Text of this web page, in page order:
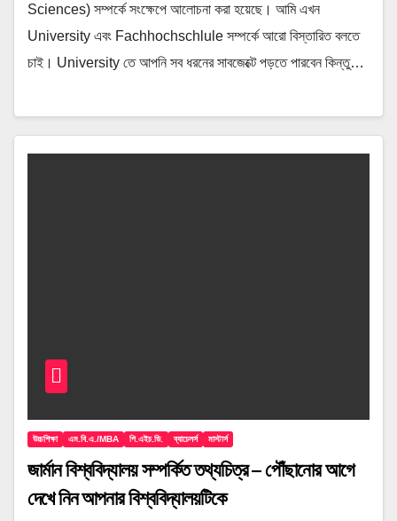
Sciences) সম্পর্কে সংক্ষেপে আলোচনা করা হয়েছে। আমি এখন
University এবং Fachhochschlule সম্পর্কে আরো বিস্তারিত বলতে
চাই। University তে আপনি সব ধরনের সাবজেক্টে পড়তে পারবেন কিন্তু…
উচ্চশিক্ষা এম.বি.এ./MBA পি.এইচ.ডি. ব্যাচেলর্স মাস্টার্স
জার্মান বিশ্ববিদ্যালয় সম্পর্কিত তথ্যচিত্র – পৌঁছানোর আগে
দেখে নিন আপনার বিশ্ববিদ্যালয়টিকে